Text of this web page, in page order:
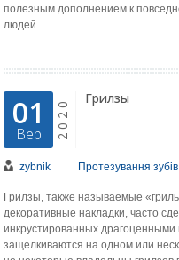
полезным дополнением к
людей.
01
Вер 2020 Грилзы
zybnik Протезування зубів
Грилзы, также называемые
декоративные накладки, часто
инкрустированных
защелкиваются на одном или